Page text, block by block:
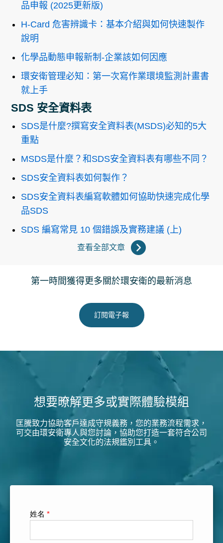
品申報 (2025更新版)
H-Card 危害辨識卡：基本介紹與如何快速製作
說明
化學品動態申報新制-企業該如何因應
環安衛管理必知：第一次寫作業環境監測計畫書
就上手
SDS 安全資料表
SDS是什麼?撰寫安全資料表(MSDS)必知的5大
重點
MSDS是什麼？和SDS安全資料表有哪些不同？
SDS安全資料表如何製作？
SDS安全資料表編寫軟體如何協助快速完成化學
品SDS
SDS 編寫常見 10 個錯誤及實務建議 (上)
查看全部文章
第一時間獲得更多關於環安衛的最新消息
訂閱電子報
想要暸解更多或實際體驗模組
匡騰致力協助客戶達成守規義務，您的業務流程需求，
可交由環安衛專人與您討論，協助您打造一套符合公司
安全文化的法規鑑別工具。
姓名 *